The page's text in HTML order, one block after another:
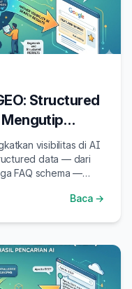
Structured
visibilitas di AI
data — dari
FAQ schema —
Baca →